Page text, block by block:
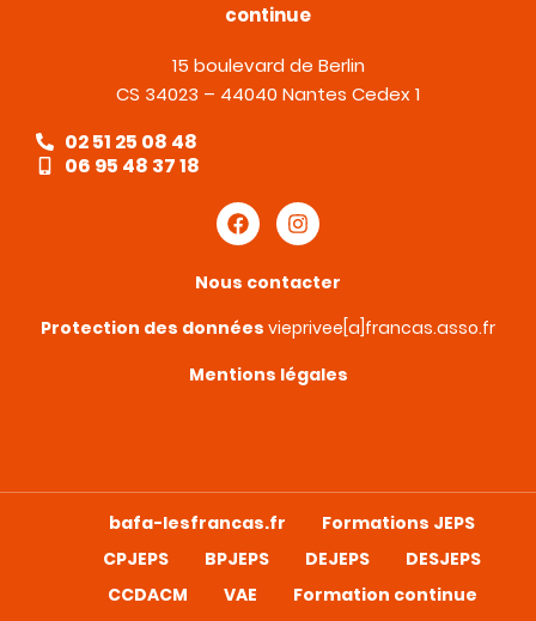
continue
15 boulevard de Berlin
CS 34023 – 44040 Nantes Cedex 1
02 51 25 08 48
06 95 48 37 18
Nous contacter
Protection des données vieprivee[a]francas.asso.fr
Mentions légales
bafa-lesfrancas.fr
Formations JEPS
CPJEPS
BPJEPS DEJEPS
DESJEPS
CCDACM
VAE Formation continue